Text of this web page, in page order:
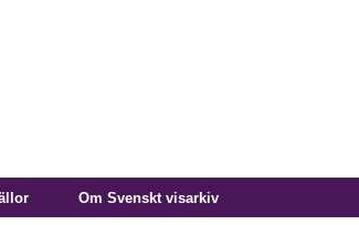
Om Svenskt visarkiv